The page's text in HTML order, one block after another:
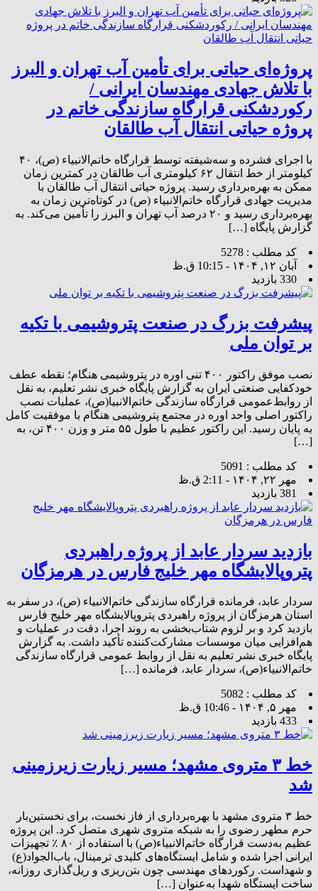
پروژه‌ای حیاتی برای تأمین آب تهران و البرز
با تلاش جهادی مهندسان ایرانی /
رکوردشکنی قرارگاه سازندگی خاتم در
پروژه حیاتی انتقال آب طالقان
با اجرای فشرده و سه‌شیفته توسط قرارگاه خاتم‌الانبیاء (ص)، ۴۰
کیلومتر از خط انتقال ۶۲ کیلومتری آب طالقان در کمترین زمان
ممکن به بهره‌برداری رسید. پروژه حیاتی انتقال آب طالقان با
مدیریت جهادی قرارگاه خاتم‌الانبیاء (ص) در کوتاه‌ترین زمان به
بهره‌برداری رسید و ۲۰ درصد آب تهران و البرز را تأمین می‌کند. به
گزارش پایگاه […]
کد مطلب : 5278
آبان ۱۲, ۱۴۰۴ - 10:15 ق.ظ
330 بازدید
پیشرفت بزرگ در صنعت پتروشیمی با تکیه
بر توان ملی
نصب موفق راکتور ۴۰۰ تنی اوره در پتروشیمی هنگام؛ نقطه عطف
خودکفایی صنعتی ایران به گزارش پایگاه خبری نشر تعلیم، به نقل
از روابط‌عمومی قرارگاه سازندگی خاتم‌الانبیا(ص)، عملیات نصب
راکتور اصلی واحد اوره در مجتمع پتروشیمی هنگام با موفقیت کامل
به پایان رسید. این راکتور عظیم با طول ۵۵ متر و وزن ۴۰۰ تن، به
[…]
کد مطلب : 5091
مهر ۲۲, ۱۴۰۴ - 2:11 ق.ظ
381 بازدید
بازدید سردار عابد از پروژه راهبردی
پتروپالایشگاه مهر خلیج فارس در هرمزگان
سردار عابد، فرمانده قرارگاه سازندگی خاتم‌الانبیاء (ص)، در سفر به
استان هرمزگان از پروژه راهبردی پتروپالایشگاه مهر خلیج فارس
بازدید کرد و بر لزوم شتاب‌بخشی به روند اجرا، دقت در عملیات و
هم‌افزایی میان موسسات مشارکت‌کننده تأکید داشت. به گزارش
پایگاه خبری نشر تعلیم به نقل از روابط عمومی قرارگاه سازندگی
خاتم‌الانبیاء(ص)، سردار عابد، فرمانده […]
کد مطلب : 5082
مهر ۵, ۱۴۰۴ - 10:46 ق.ظ
433 بازدید
خط ۳ متروی مشهد؛ مسیر زیارت زیرزمینی
شد
خط ۳ متروی مشهد با بهره‌برداری از فاز نخست، برای نخستین‌بار
حرم مطهر رضوی را به شبکه متروی شهری متصل کرد. این پروژه
عظیم به‌دست قرارگاه خاتم‌الانبیاء(ص) با استفاده از ۸۰ ٪ تجهیزات
ایرانی اجرا شده و شامل ایستگاه‌های کلیدی ترمینال، باب‌الجواد(ع)
و شهداست. رکوردهای مهندسی چون بتن‌ریزی و ریل‌گذاری روزانه،
ساخت ایستگاه شهدا به‌عنوان […]